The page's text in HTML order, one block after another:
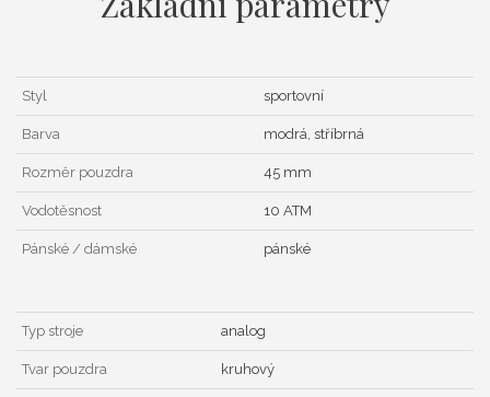
Styl sportovní
Barva modrá, stříbrná
Rozměr pouzdra 45 mm
Vodotěsnost 10 ATM
Pánské / dámské pánské
Typ stroje analog
Tvar pouzdra kruhový